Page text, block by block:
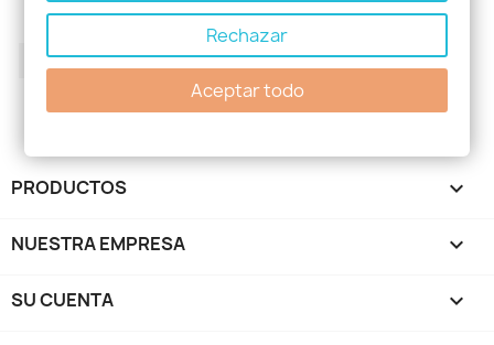
FacebookTwitterRss YouTubePinterestInstagram
PRODUCTOS 
NUESTRA EMPRESA 
SU CUENTA 
Rechazar
Aceptar todo